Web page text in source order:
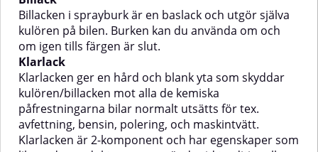
används vid traditionell
billackering med
färgspruta.Billacken och
klarlacken är anpassade till
varandra och ger en riktig hård
och tålig lack.Det är enkelt att
beställa bättringsfärg till din
Kia!Du fyller bara i bilens färgkod
och övriga uppgifter som
efterfrågas här ovan, så fixar vi
färgen!Bra att vetaNär härdaren i
används vid traditionell
billackering med
färgspruta.Billacken och
och tålig lack.Det är enkelt att
beställa bättringsfärg till din
Skoda!Du fyller bara i bilens
färgkod och övriga uppgifter som
efterfrågas här ovan, så fixar vi
färgen!Bra att vetaNär härdaren i
Billacken i sprayburk är en baslack och utgör själva
kulören på bilen. Burken kan du använda om och
om igen tills färgen är slut.
Klarlack
Klarlacken ger en hård och blank yta som skyddar
kulören/billacken mot alla de kemiska
påfrestningarna bilar normalt utsätts för tex.
avfettning, bensin, polering, och maskintvätt.
Klarlacken är 2-komponent och har egenskaper som